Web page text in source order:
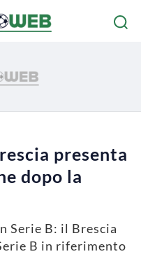
presenta
dopo la
Serie B: il Brescia
B in riferimento